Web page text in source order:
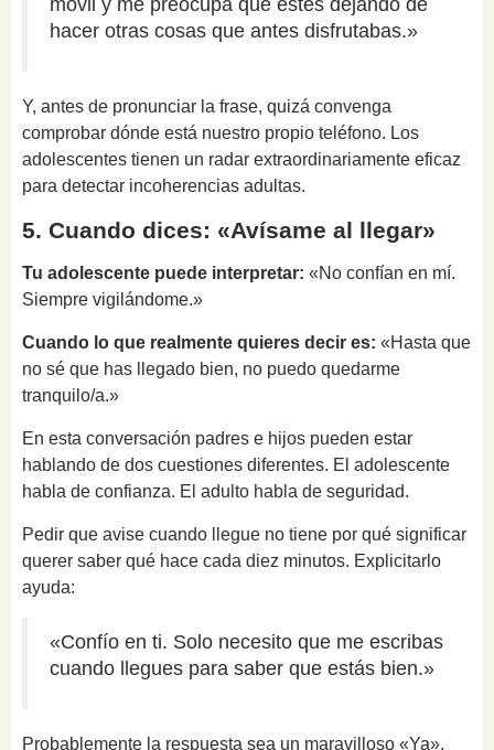
hacer otras cosas que antes disfrutabas.»
Y, antes de pronunciar la frase, quizá convenga
comprobar dónde está nuestro propio teléfono. Los
adolescentes tienen un radar extraordinariamente eficaz
para detectar incoherencias adultas.
5. Cuando dices: «Avísame al llegar»
Tu adolescente puede interpretar: «No confían en mí.
Siempre vigilándome.»
Cuando lo que realmente quieres decir es: «Hasta que
no sé que has llegado bien, no puedo quedarme
tranquilo/a.»
En esta conversación padres e hijos pueden estar
hablando de dos cuestiones diferentes. El adolescente
habla de confianza. El adulto habla de seguridad.
Pedir que avise cuando llegue no tiene por qué significar
querer saber qué hace cada diez minutos. Explicitarlo
ayuda:
«Confío en ti. Solo necesito que me escribas
cuando llegues para saber que estás bien.»
Probablemente la respuesta sea un maravilloso «Ya».